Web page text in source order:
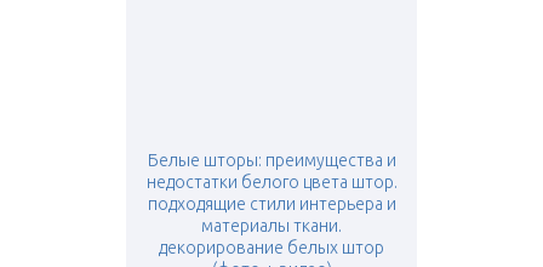
Белые шторы: преимущества и
недостатки белого цвета штор.
подходящие стили интерьера и
материалы ткани.
декорирование белых штор